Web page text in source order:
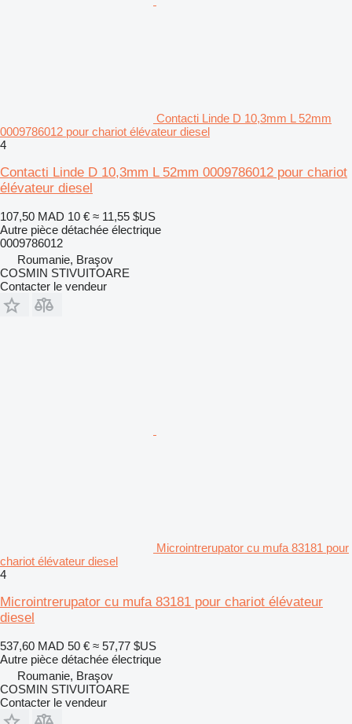
Contacti Linde D 10,3mm L 52mm
0009786012 pour chariot élévateur diesel
4
Contacti Linde D 10,3mm L 52mm 0009786012 pour chariot
élévateur diesel
107,50 MAD 10 € ≈ 11,55 $US
Autre pièce détachée électrique
0009786012
Roumanie, Braşov
COSMIN STIVUITOARE
Contacter le vendeur
Microintrerupator cu mufa 83181 pour
chariot élévateur diesel
4
Microintrerupator cu mufa 83181 pour chariot élévateur
diesel
537,60 MAD 50 € ≈ 57,77 $US
Autre pièce détachée électrique
Roumanie, Braşov
COSMIN STIVUITOARE
Contacter le vendeur